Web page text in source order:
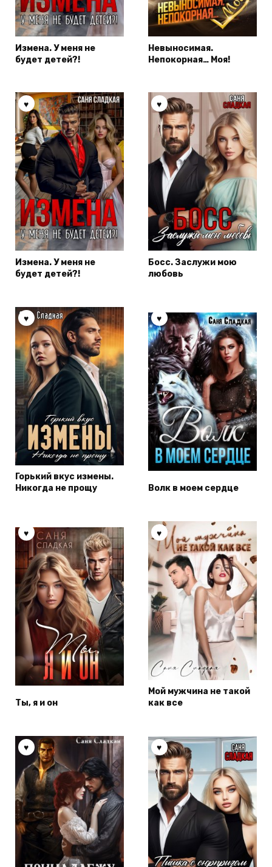
Измена. У меня не
будет детей?!
Невыносимая.
Непокорная… Моя!
Измена. У меня не
будет детей?!
Босс. Заслужи мою
любовь
Горький вкус измены.
Никогда не прощу
Волк в моем сердце
Ты, я и он
Мой мужчина не такой
как все